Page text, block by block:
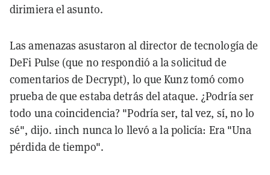
dirimiera el asunto.
Las amenazas asustaron al director de tecnología de
DeFi Pulse (que no respondió a la solicitud de
comentarios de Decrypt), lo que Kunz tomó como
prueba de que estaba detrás del ataque. ¿Podría ser
todo una coincidencia? "Podría ser, tal vez, sí, no lo
sé", dijo. 1inch nunca lo llevó a la policía: Era "Una
pérdida de tiempo".